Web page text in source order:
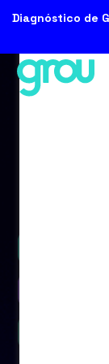
Diagnóstico de